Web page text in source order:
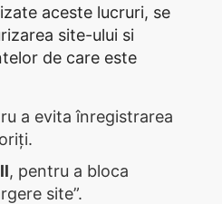
aceste lucruri, se
site-ului si
de care este
a evita înregistrarea
, pentru a bloca
site”.